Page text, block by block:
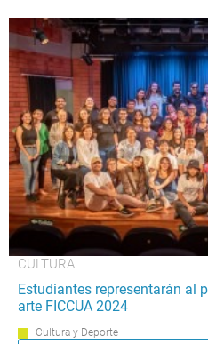
CULTURA
Estudiantes representarán al
arte FICCUA 2024
Cultura y Deporte